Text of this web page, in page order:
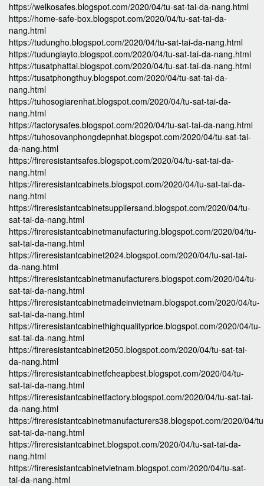
https://welkosafes.blogspot.com/2020/04/tu-sat-tai-da-nang.html
https://home-safe-box.blogspot.com/2020/04/tu-sat-tai-da-
nang.html
https://tudungho.blogspot.com/2020/04/tu-sat-tai-da-nang.html
https://tudungiayto.blogspot.com/2020/04/tu-sat-tai-da-nang.html
https://tusatphattai.blogspot.com/2020/04/tu-sat-tai-da-nang.html
https://tusatphongthuy.blogspot.com/2020/04/tu-sat-tai-da-
nang.html
https://tuhosogiarenhat.blogspot.com/2020/04/tu-sat-tai-da-
nang.html
https://factorysafes.blogspot.com/2020/04/tu-sat-tai-da-nang.html
https://tuhosovanphongdepnhat.blogspot.com/2020/04/tu-sat-tai-
da-nang.html
https://fireresistantsafes.blogspot.com/2020/04/tu-sat-tai-da-
nang.html
https://fireresistantcabinets.blogspot.com/2020/04/tu-sat-tai-da-
nang.html
https://fireresistantcabinetsuppliersand.blogspot.com/2020/04/tu-
sat-tai-da-nang.html
https://fireresistantcabinetmanufacturing.blogspot.com/2020/04/tu-
sat-tai-da-nang.html
https://fireresistantcabinet2024.blogspot.com/2020/04/tu-sat-tai-
da-nang.html
https://fireresistantcabinetmanufacturers.blogspot.com/2020/04/tu-
sat-tai-da-nang.html
https://fireresistantcabinetmadeinvietnam.blogspot.com/2020/04/tu-
sat-tai-da-nang.html
https://fireresistantcabinethighqualityprice.blogspot.com/2020/04/tu-
sat-tai-da-nang.html
https://fireresistantcabinet2050.blogspot.com/2020/04/tu-sat-tai-
da-nang.html
https://fireresistantcabinetfcheapbest.blogspot.com/2020/04/tu-
sat-tai-da-nang.html
https://fireresistantcabinetfactory.blogspot.com/2020/04/tu-sat-tai-
da-nang.html
https://fireresistantcabinetmanufacturers38.blogspot.com/2020/04/
sat-tai-da-nang.html
https://fireresistantcabinet.blogspot.com/2020/04/tu-sat-tai-da-
nang.html
https://fireresistantcabinetvietnam.blogspot.com/2020/04/tu-sat-
tai-da-nang.html